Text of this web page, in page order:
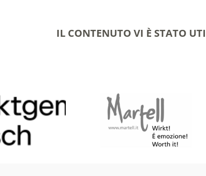
IL CONTENUTO VI È STATO